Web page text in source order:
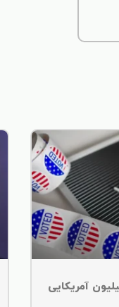
آدرس ایمیل 6 میلیون آمریکایی